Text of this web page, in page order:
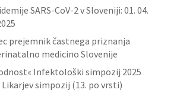
SARS-CoV-2 v Sloveniji: 01. 04.
prejemnik častnega priznanja
medicino Slovenije
Infektološki simpozij 2025
simpozij (13. po vrsti)